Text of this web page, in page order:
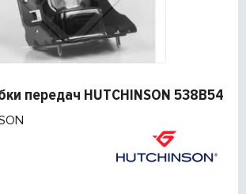
передач HUTCHINSON 538B54